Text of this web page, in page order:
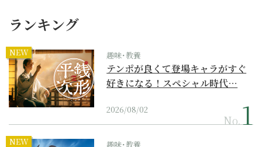
ランキング
NEW 趣味･教養
テンポが良くて登場キャラがすぐ
好きになる！スペシャル時代…
2026/08/02
No.
NEW 趣味･教養